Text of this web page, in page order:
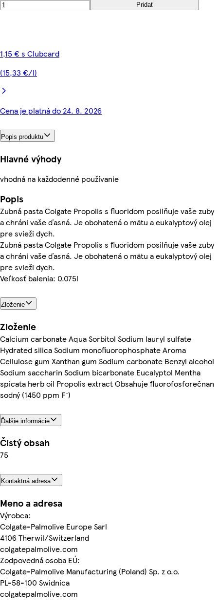
Pridať
1,15 € s Clubcard
(15,33 €/l)
Cena je platná do 24. 8. 2026
Popis produktu
Hlavné výhody
vhodná na každodenné používanie
Popis
Zubná pasta Colgate Propolis s fluoridom posilňuje vaše zuby
a chráni vaše ďasná. Je obohatená o mätu a eukalyptový olej
pre svieži dych.
Zubná pasta Colgate Propolis s fluoridom posilňuje vaše zuby
a chráni vaše ďasná. Je obohatená o mätu a eukalyptový olej
pre svieži dych.
Veľkosť balenia: 0.075l
Zloženie
Zloženie
Calcium carbonate Aqua Sorbitol Sodium lauryl sulfate
Hydrated silica Sodium monofiuorophosphate Aroma
Cellulose gum Xanthan gum Sodium carbonate Benzyl alcohol
Sodium saccharin Sodium bicarbonate Eucalyptol Mentha
spicata herb oil Propolis extract Obsahuje fluorofosforečnan
sodný (1450 ppm F⁻)
Ďalšie informácie
Čistý obsah
75
Kontaktná adresa
Meno a adresa
Výrobca:
Colgate-Palmolive Europe Sarl
4106 Therwil/Switzerland
colgatepalmolive.com
Zodpovedná osoba EÚ:
Colgate-Palmolive Manufacturing (Poland) Sp. z o.o.
PL-58-100 Swidnica
colgatepalmolive.com